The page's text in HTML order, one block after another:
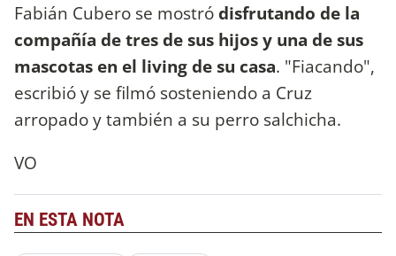
Fabián Cubero se mostródisfrutando de la
compañía de tres de sus hijos y una de sus
mascotas en el living de su casa. "Fiacando",
escribió y se filmó sosteniendo a Cruz
arropado y también a su perro salchicha.
VO
EN ESTA NOTA